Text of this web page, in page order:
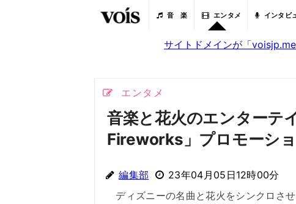
音 楽 エンタメ インタビ
サイトドメインが「
エンタメ
音楽と花火のエンターテ
Fireworks」プロモーシ
編集部 23年04月05日12時00分
ディズニーの名曲と花火をシンクロさ